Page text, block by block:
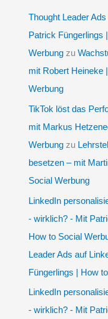
Thought Leader
Patrick Füngerlings
Werbung zu
mit Robert Heineke
Werbung
TikTok löst das
mit Markus
Werbung zu
besetzen – mit
Social Werbung
LinkedIn
- wirklich? - Mit
How to Social
Leader Ads auf
Füngerlings | How
LinkedIn
- wirklich? - Mit